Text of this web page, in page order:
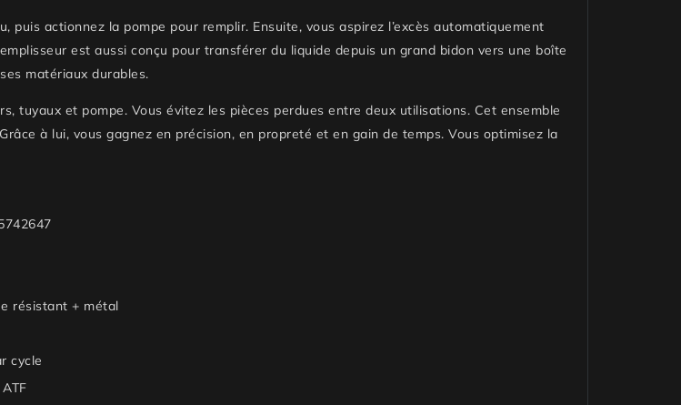
puis actionnez la pompe pour remplir. Ensuite, vous aspirez l’excès automatiquement
est aussi conçu pour transférer du liquide depuis un grand bidon vers une boîte
matériaux durables.
tuyaux et pompe. Vous évitez les pièces perdues entre deux utilisations. Cet ensemble
à lui, vous gagnez en précision, en propreté et en gain de temps. Vous optimisez la
résistant + métal
cycle